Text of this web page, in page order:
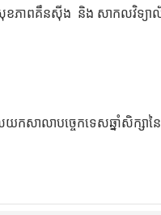
សុខភាពគឹនស៊ីង និង សាកលវិទ្យ
កសាលាបច្ចេកទេសឆ្នាំសិក្សាន